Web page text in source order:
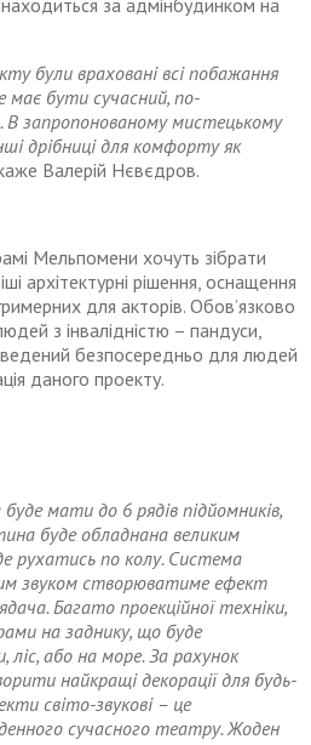
за адмінбудинком на
були враховані всі побажання
має бути сучасний, по-
запропонованому мистецькому
дрібниці для комфорту як
Валерій Нєвєдров.
Мельпомени хочуть зібрати
архітектурні рішення, оснащення
для акторів. Обов’язково
з інвалідністю – пандуси,
безпосередньо для людей
даного проекту.
мати до 6 рядів підйомників,
буде обладнана великим
рухатись по колу. Система
звуком створюватиме ефект
Багато проекційної техніки,
на заднику, що буде
або на море. За рахунок
найкращі декорації для будь-
світо-звукові – це
сучасного театру. Жоден